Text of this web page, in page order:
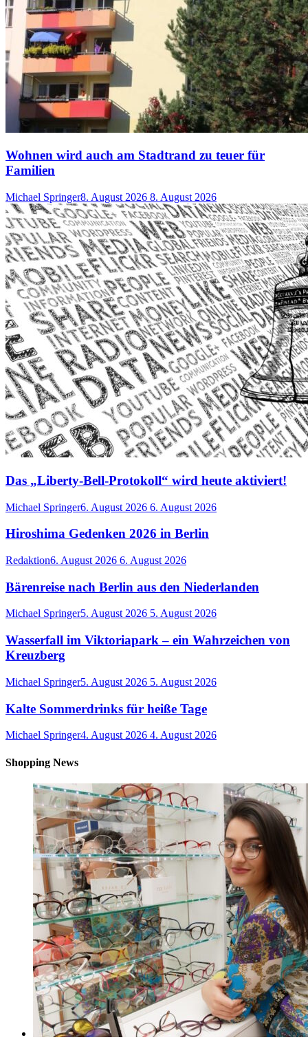
Wohnen wird auch am Stadtrand zu teuer für
Familien
Michael Springer8. August 2026 8. August 2026
Das „Liberty-Bell-Protokoll“ wird heute aktiviert!
Michael Springer6. August 2026 6. August 2026
Hiroshima Gedenken 2026 in Berlin
Redaktion6. August 2026 6. August 2026
Bärenreise nach Berlin aus den Niederlanden
Michael Springer5. August 2026 5. August 2026
Wasserfall im Viktoriapark – ein Wahrzeichen von
Kreuzberg
Michael Springer5. August 2026 5. August 2026
Kalte Sommerdrinks für heiße Tage
Michael Springer4. August 2026 4. August 2026
Shopping News